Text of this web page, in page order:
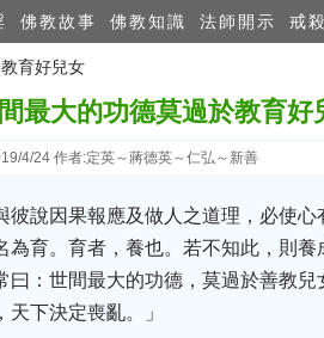
佛教故事 佛教知識 法師開示 戒
育好兒女
最大的功德莫過於教育好
4/24 作者:定英～蔣德英～仁弘～新善
彼說因果報應及做人之道理，必使
育。育者，養也。若不知此，則
：世間最大的功德，莫過於善教
下決定喪亂。」